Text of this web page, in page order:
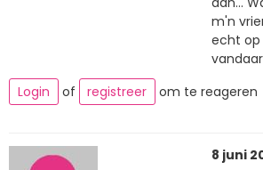
m'n
echt
Login
of registreer om te reageren
8 juni